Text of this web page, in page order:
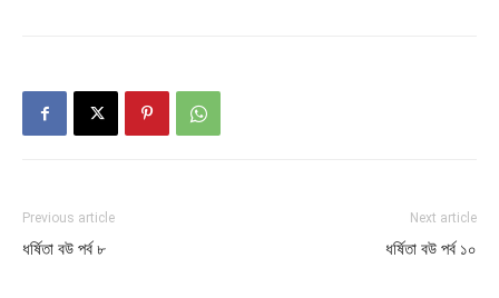
Previous article
ধর্ষিতা বউ পর্ব ৮
Next article
ধর্ষিতা বউ পর্ব ১০